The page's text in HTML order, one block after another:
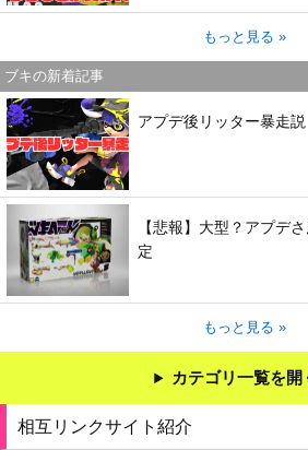
もっと見る »
ブキの新着記事
アプデ後リッター暴走説
【悲報】大型？アプデ
定
もっと見る »
カテゴリ一覧を開
相互リンクサイト紹介